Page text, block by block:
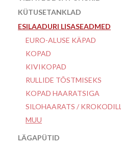
KÜTUSETANKLAD
ESILAADURI LISASEADMED
EURO-ALUSE KÄPAD
KOPAD
KIVIKOPAD
RULLIDE TÕSTMISEKS
KOPAD HAARATSIGA
SILOHAARATS / KROKODILL
MUU
LÄGAPÜTID